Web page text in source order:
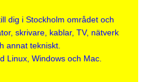
dig i Stockholm området och
skrivare, kablar, TV, nätverk
annat tekniskt.
Linux, Windows och Mac.